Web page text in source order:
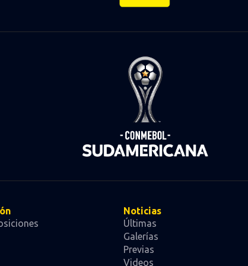
Noticias
Últimas
Galerías
Previas
Videos